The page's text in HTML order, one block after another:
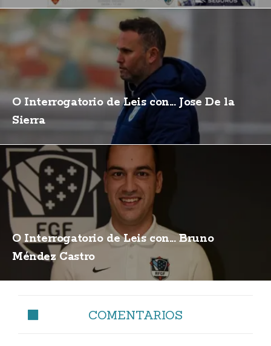
O Interrogatorio de Leis con... Jose De la
Sierra
O Interrogatorio de Leis con... Bruno
Méndez Castro
COMENTARIOS